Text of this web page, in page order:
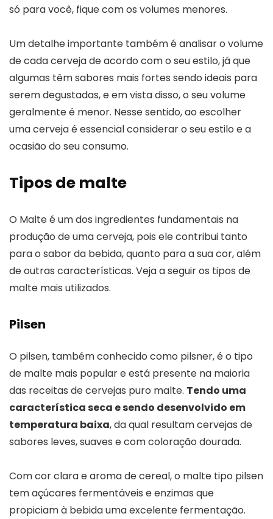
só para você, fique com os volumes menores.
Um detalhe importante também é analisar o volume
de cada cerveja de acordo com o seu estilo, já que
algumas têm sabores mais fortes sendo ideais para
serem degustadas, e em vista disso, o seu volume
geralmente é menor. Nesse sentido, ao escolher
uma cerveja é essencial considerar o seu estilo e a
ocasião do seu consumo.
Tipos de malte
O Malte é um dos ingredientes fundamentais na
produção de uma cerveja, pois ele contribui tanto
para o sabor da bebida, quanto para a sua cor, além
de outras características. Veja a seguir os tipos de
malte mais utilizados.
Pilsen
O pilsen, também conhecido como pilsner, é o tipo
de malte mais popular e está presente na maioria
das receitas de cervejas puro malte. Tendo uma
característica seca e sendo desenvolvido em
temperatura baixa, da qual resultam cervejas de
sabores leves, suaves e com coloração dourada.
Com cor clara e aroma de cereal, o malte tipo pilsen
tem açúcares fermentáveis e enzimas que
propiciam à bebida uma excelente fermentação.